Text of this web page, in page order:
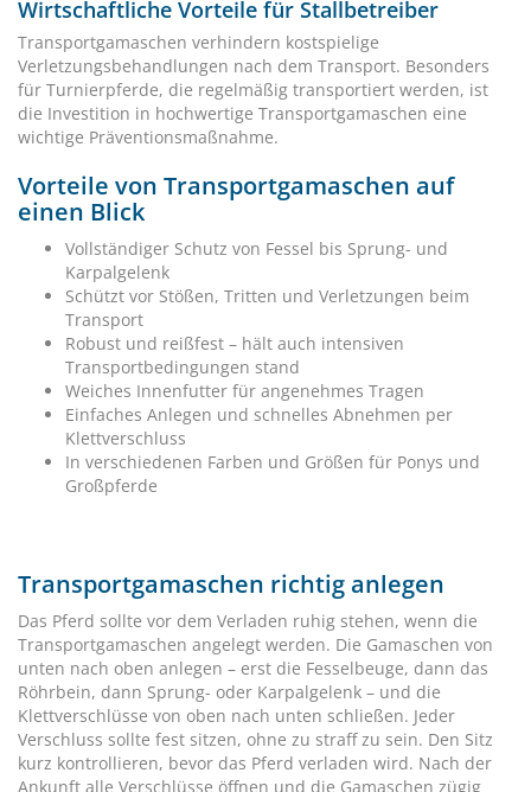
Wirtschaftliche Vorteile für Stallbetreiber
Transportgamaschen verhindern kostspielige
Verletzungsbehandlungen nach dem Transport. Besonders
für Turnierpferde, die regelmäßig transportiert werden, ist
die Investition in hochwertige Transportgamaschen eine
wichtige Präventionsmaßnahme.
Vorteile von Transportgamaschen auf
einen Blick
Vollständiger Schutz von Fessel bis Sprung- und
Karpalgelenk
Schützt vor Stößen, Tritten und Verletzungen beim
Transport
Robust und reißfest – hält auch intensiven
Transportbedingungen stand
Weiches Innenfutter für angenehmes Tragen
Einfaches Anlegen und schnelles Abnehmen per
Klettverschluss
In verschiedenen Farben und Größen für Ponys und
Großpferde
Transportgamaschen richtig anlegen
Das Pferd sollte vor dem Verladen ruhig stehen, wenn die
Transportgamaschen angelegt werden. Die Gamaschen von
unten nach oben anlegen – erst die Fesselbeuge, dann das
Röhrbein, dann Sprung- oder Karpalgelenk – und die
Klettverschlüsse von oben nach unten schließen. Jeder
Verschluss sollte fest sitzen, ohne zu straff zu sein. Den Sitz
kurz kontrollieren, bevor das Pferd verladen wird. Nach der
Ankunft alle Verschlüsse öffnen und die Gamaschen zügig